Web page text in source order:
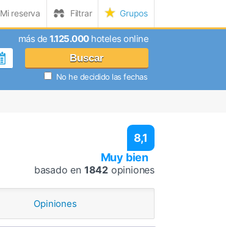
Grupos
Filtrar
Mi reserva
más de 1.125.000hoteles online
Buscar
No he decidido las fechas
8,1
Muy bien
basado en 1842 opiniones
Opiniones